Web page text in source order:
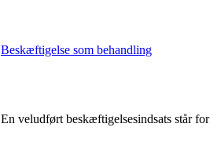
Beskæftigelse som behandling
En veludført beskæftigelsesindsats står for